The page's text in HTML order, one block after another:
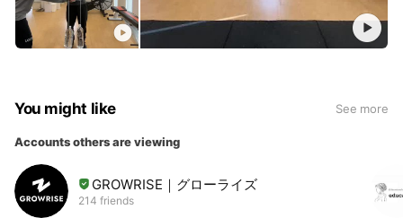
You might like See more
Accounts others are viewing
GROWRISE｜グローライズ
214 friends